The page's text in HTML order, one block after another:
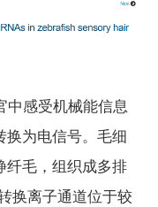
中感受机械能信息
换为电信号。毛细
纤毛 ，组织成多排
换离子通道位于较